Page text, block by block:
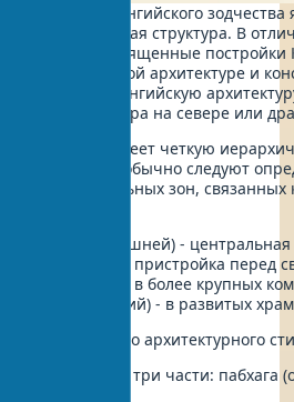
чертой калингийского
и символическая структура. В
стилей, священные
в калингийской архитектуре и
отличает калингийскую
таких как Нагара на севере или
храмов имеет четкую
комплексы обычно следуют
функциональных зон, связанных
(святилище с башней) - центральная
для собраний) - пристройка перед
зал) - в более крупных
для подношений) - в развитых
калингийского архитектурного
храмов на три части: пабхага